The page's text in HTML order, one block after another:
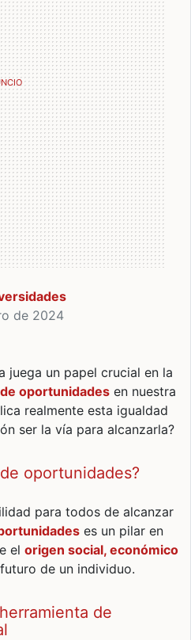
de 2024
juega un papel crucial en la
oportunidades en nuestra
realmente esta igualdad
ser la vía para alcanzarla?
de oportunidades?
para todos de alcanzar
es un pilar en
el origen social, económico
de un individuo.